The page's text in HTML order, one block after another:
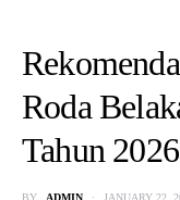
Roda
Tahun 2026
BY ADMIN JANUARY 22,